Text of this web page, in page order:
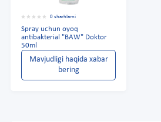
0 sharhlarni
Spray uchun oyoq
antibakterial "BAW" Doktor
50ml
Mavjudligi haqida xabar
bering